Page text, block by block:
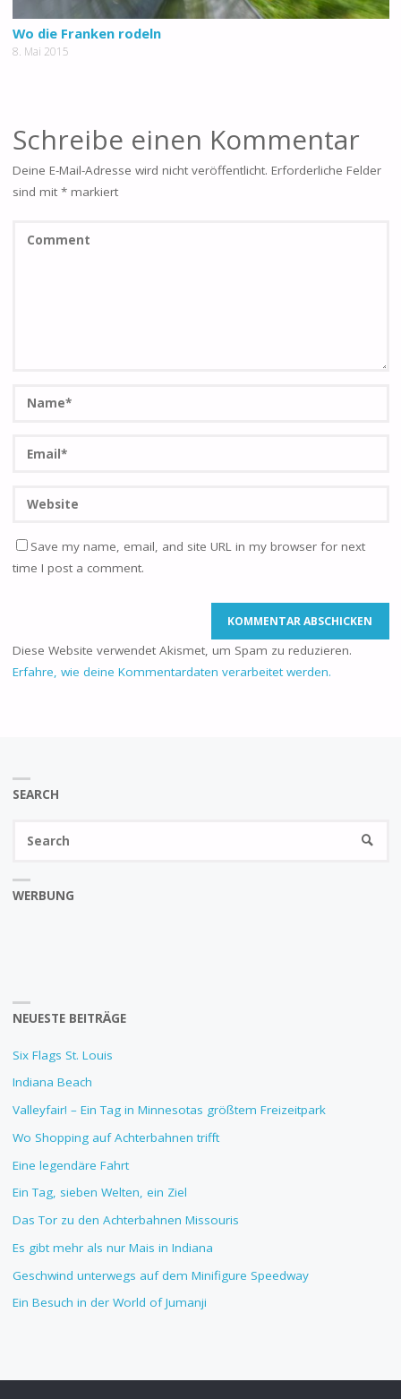
Wo die Franken rodeln
8. Mai 2015
Schreibe einen Kommentar
Deine E-Mail-Adresse wird nicht veröffentlicht. Erforderliche Felder
sind mit *markiert
Save my name, email, and site URL in my browser for next
time I post a comment.
Diese Website verwendet Akismet, um Spam zu reduzieren.
Erfahre, wie deine Kommentardaten verarbeitet werden.
SEARCH
WERBUNG
NEUESTE BEITRÄGE
Six Flags St. Louis
Indiana Beach
Valleyfair! – Ein Tag in Minnesotas größtem Freizeitpark
Wo Shopping auf Achterbahnen trifft
Eine legendäre Fahrt
Ein Tag, sieben Welten, ein Ziel
Das Tor zu den Achterbahnen Missouris
Es gibt mehr als nur Mais in Indiana
Geschwind unterwegs auf dem Minifigure Speedway
Ein Besuch in der World of Jumanji